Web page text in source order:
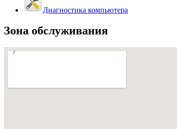
Диагностика компьютера
Зона обслуживания